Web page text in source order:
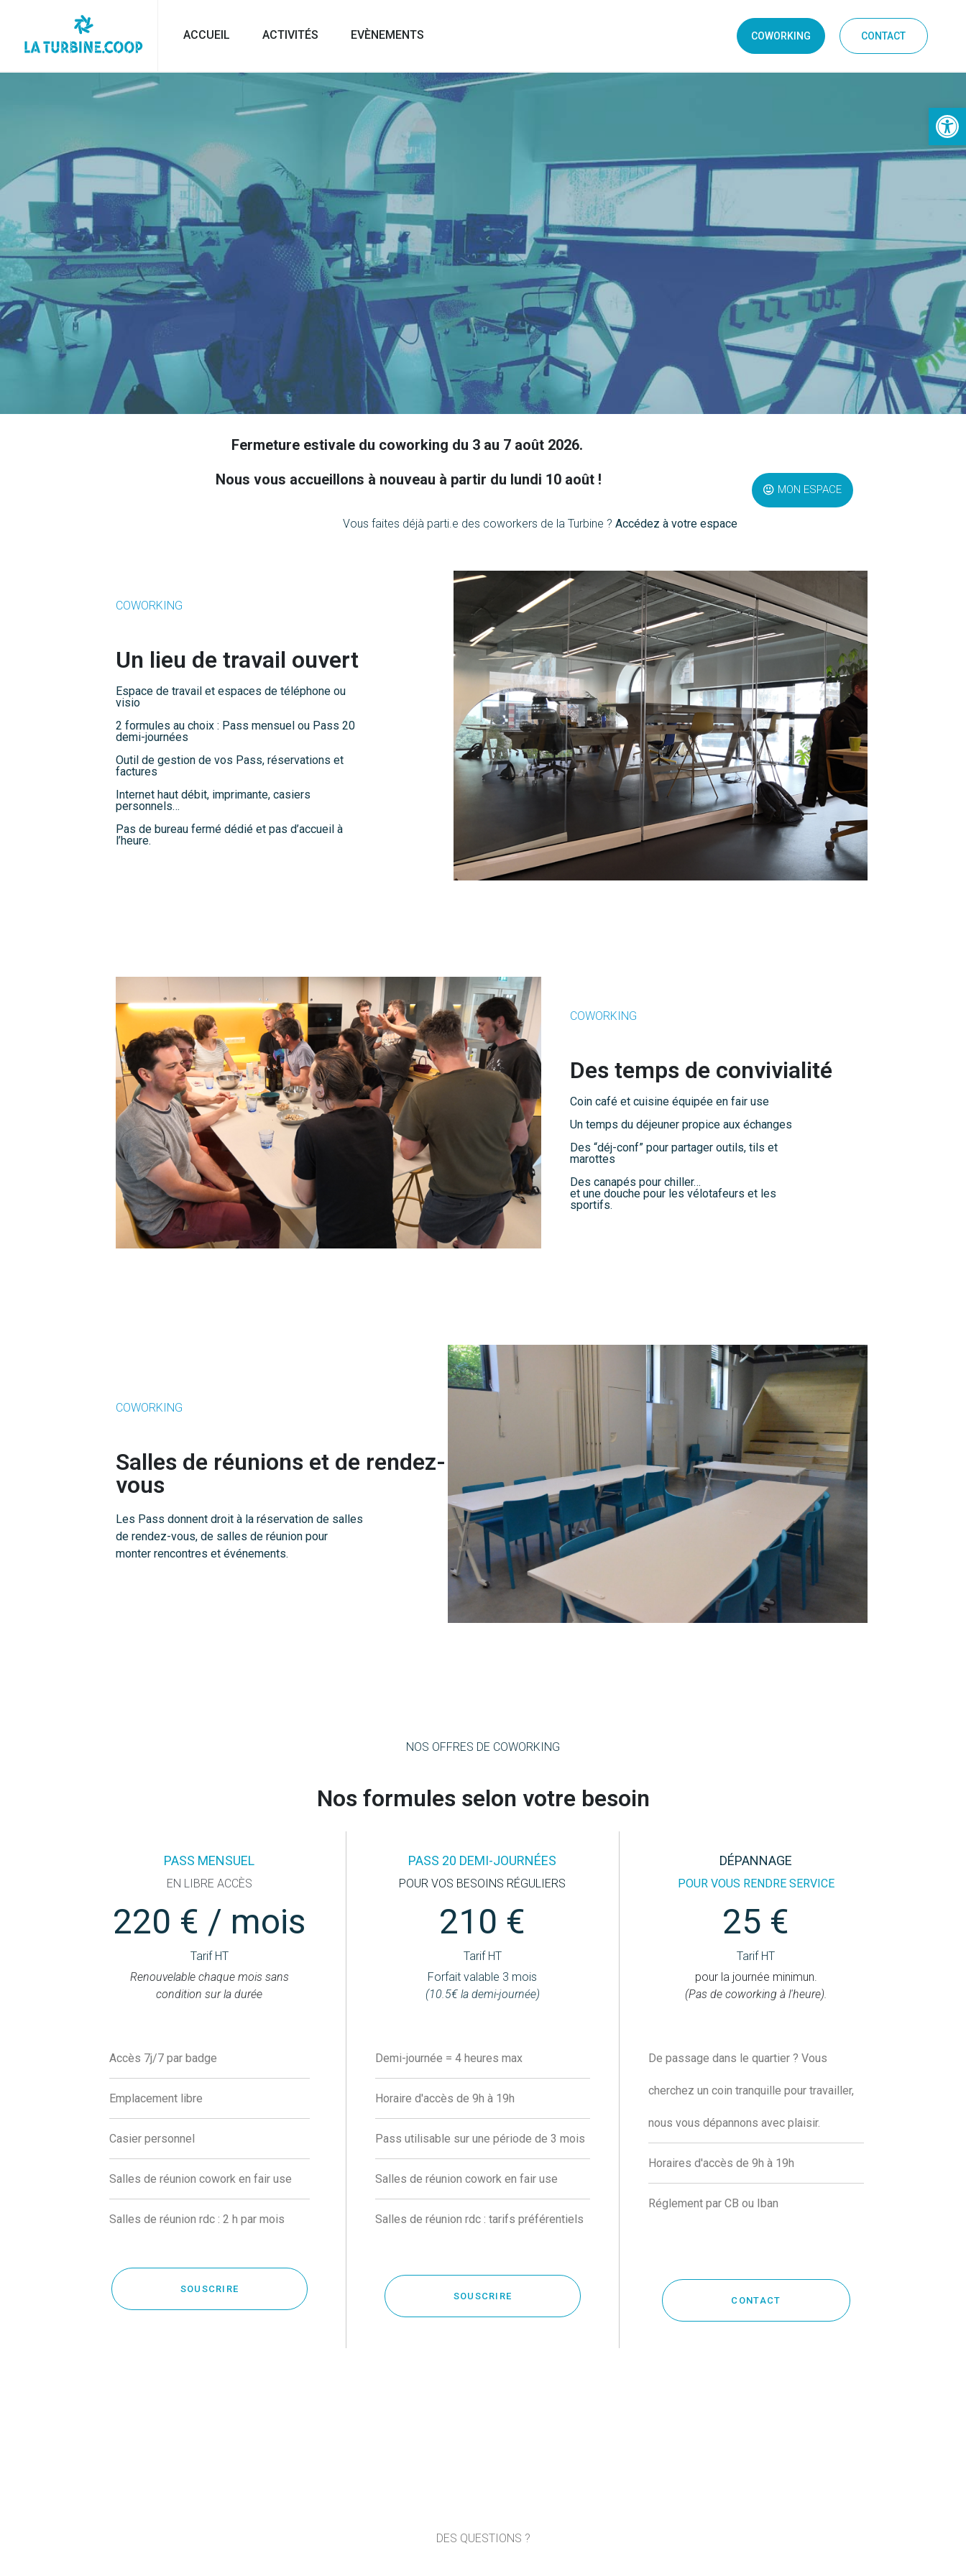
Ouvrir
ACCUEIL ACTIVITÉS EVÈNEMENTS COWORKING CONTACT
Devenez résident du coworking
Fermeture estivale du coworking du 3 au 7 août 2026.
Nous vous accueillons à nouveau à partir du lundi 10 août !
Vous faites déjà parti.e des coworkers de la Turbine ? Accédez à votre espace
MON ESPACE
COWORKING
Un lieu de travail ouvert
Espace de travail et espaces de téléphone ou
visio
2 formules au choix : Pass mensuel ou Pass 20
demi-journées
Outil de gestion de vos Pass, réservations et
factures
Internet haut débit, imprimante, casiers
personnels…
Pas de bureau fermé dédié et pas d’accueil à
l’heure.
COWORKING
Des temps de convivialité
Coin café et cuisine équipée en fair use
Un temps du déjeuner propice aux échanges
Des “déj-conf” pour partager outils, tils et
marottes
Des canapés pour chiller…
et une douche pour les vélotafeurs et les
sportifs.
COWORKING
Salles de réunions et de rendez-
vous
Les Pass donnent droit à la réservation de salles
de rendez-vous, de salles de réunion pour
monter rencontres et événements.
NOS OFFRES DE COWORKING
Nos formules selon votre besoin
PASS MENSUEL
EN LIBRE ACCÈS
220 € / mois
Tarif HT
Renouvelable chaque mois sans
condition sur la durée
Accès 7j/7 par badge
Emplacement libre
Casier personnel
Salles de réunion cowork en fair use
Salles de réunion rdc : 2 h par mois
SOUSCRIRE
PASS 20 DEMI-JOURNÉES
POUR VOS BESOINS RÉGULIERS
210 €
Tarif HT
Forfait valable 3 mois
(10.5€ la demi-journée)
Demi-journée = 4 heures max
Horaire d'accès de 9h à 19h
Pass utilisable sur une période de 3 mois
Salles de réunion cowork en fair use
Salles de réunion rdc : tarifs préférentiels
SOUSCRIRE
DÉPANNAGE
POUR VOUS RENDRE SERVICE
25 €
Tarif HT
pour la journée minimun.
(Pas de coworking à l'heure).
De passage dans le quartier ? Vous
cherchez un coin tranquille pour travailler,
nous vous dépannons avec plaisir.
Horaires d'accès de 9h à 19h
Réglement par CB ou Iban
CONTACT
DES QUESTIONS ?